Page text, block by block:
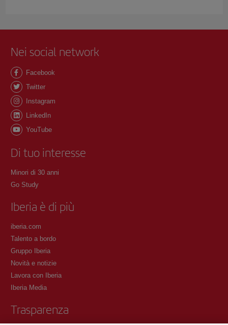
Nei social network
Facebook
Twitter
Instagram
LinkedIn
YouTube
Di tuo interesse
Minori di 30 anni
Go Study
Iberia è di più
iberia.com
Talento a bordo
Gruppo Iberia
Novità e notizie
Lavora con Iberia
Iberia Media
Trasparenza